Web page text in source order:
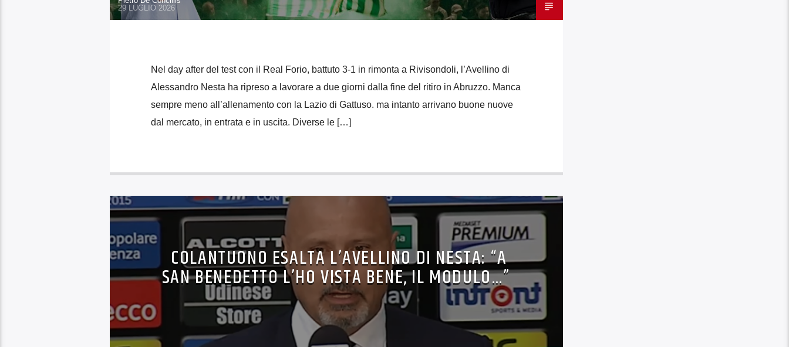
29 LUGLIO 2026
Nel day after del test con il Real Forio, battuto 3-1 in rimonta a Rivisondoli, l’Avellino di
Alessandro Nesta ha ripreso a lavorare a due giorni dalla fine del ritiro in Abruzzo. Manca
sempre meno all’allenamento con la Lazio di Gattuso. ma intanto arrivano buone nuove
dal mercato, in entrata e in uscita. Diverse le […]
COLANTUONO ESALTA L’AVELLINO DI NESTA: “A
SAN BENEDETTO L’HO VISTA BENE, IL MODULO…”